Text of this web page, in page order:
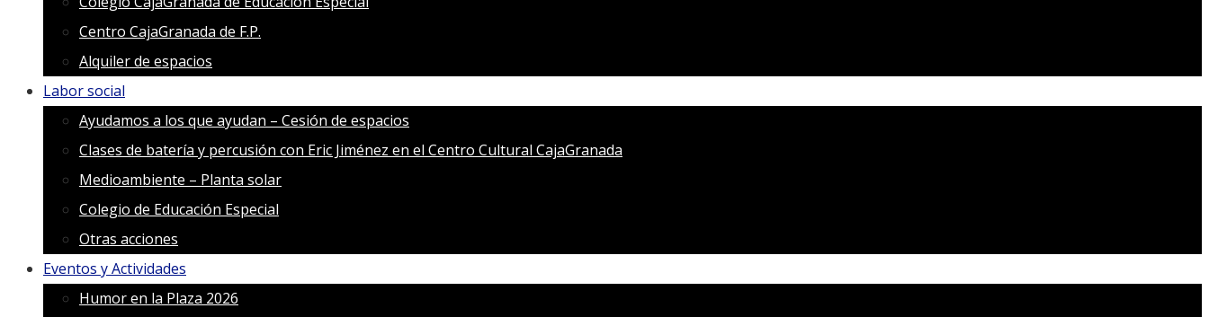
Centro CajaGranada de F.P.
Alquiler de espacios
Labor social
Ayudamos a los que ayudan – Cesión de espacios
Clases de batería y percusión con Eric Jiménez en el Centro Cultural CajaGranada
Medioambiente – Planta solar
Colegio de Educación Especial
Otras acciones
Eventos y Actividades
Humor en la Plaza 2026